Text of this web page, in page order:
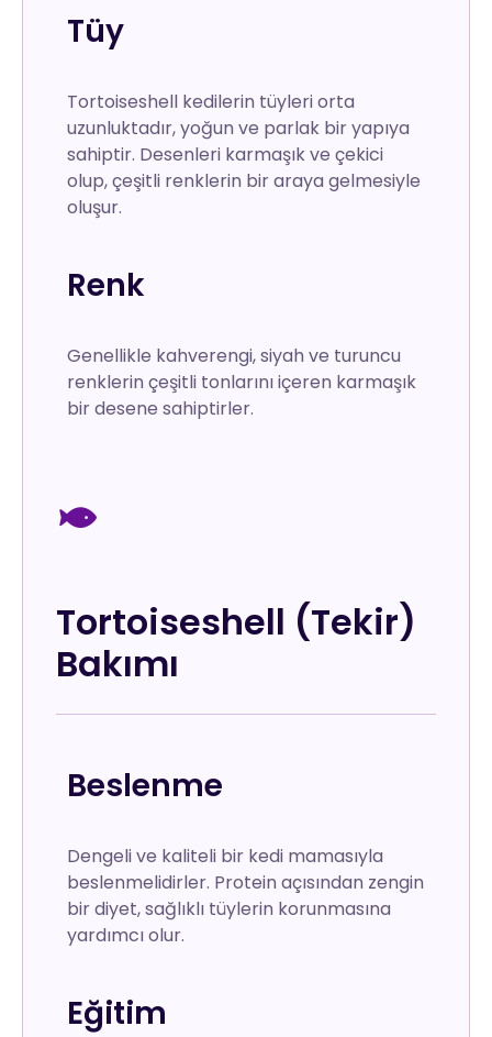
Tüy
Tortoiseshell kedilerin tüyleri orta
uzunluktadır, yoğun ve parlak bir yapıya
sahiptir. Desenleri karmaşık ve çekici
olup, çeşitli renklerin bir araya gelmesiyle
oluşur.
Renk
Genellikle kahverengi, siyah ve turuncu
renklerin çeşitli tonlarını içeren karmaşık
bir desene sahiptirler.
Tortoiseshell (Tekir)
Bakımı
Beslenme
Dengeli ve kaliteli bir kedi mamasıyla
beslenmelidirler. Protein açısından zengin
bir diyet, sağlıklı tüylerin korunmasına
yardımcı olur.
Eğitim